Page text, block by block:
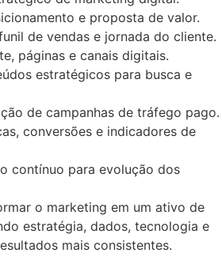
e proposta de valor.
de vendas e jornada do cliente.
páginas e canais digitais.
estratégicos para busca e
de campanhas de tráfego pago.
conversões e indicadores de
contínuo para evolução dos
o marketing em um ativo de
estratégia, dados, tecnologia e
mais consistentes.